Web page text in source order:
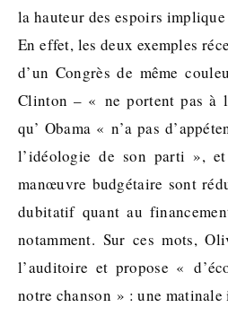
la hauteur des espoirs
En effet, les deux exemples
d’un Congrès de même
Clinton – « ne portent pas à
qu’ Obama « n’a pas
l’idéologie de son parti »,
manœuvre budgétaire sont
dubitatif quant au
notamment. Sur ces mots,
l’auditoire et propose «
notre chanson » : une matinale